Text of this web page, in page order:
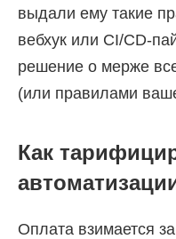
выдали ему такие
вебхук или CI/CD-
решение о мерже
(или правилами
Как
Оплата взимается